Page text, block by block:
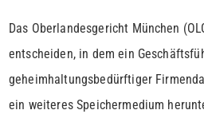
Das Oberlandesgericht München
entscheiden, in dem ein
geheimhaltungsbedürftiger
ein weiteres Speichermedium